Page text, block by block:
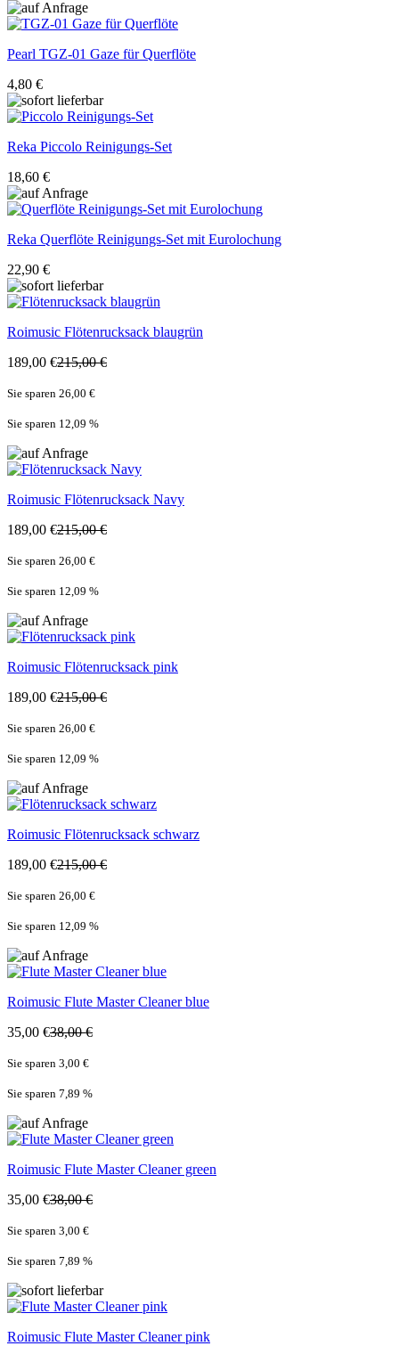
Pearl TGZ-01 Gaze für Querflöte
4,80 €
Reka Piccolo Reinigungs-Set
18,60 €
Reka Querflöte Reinigungs-Set mit Eurolochung
22,90 €
Roimusic Flötenrucksack blaugrün
189,00 €215,00 €
Sie sparen 26,00 €
Sie sparen 12,09 %
Roimusic Flötenrucksack Navy
189,00 €215,00 €
Sie sparen 26,00 €
Sie sparen 12,09 %
Roimusic Flötenrucksack pink
189,00 €215,00 €
Sie sparen 26,00 €
Sie sparen 12,09 %
Roimusic Flötenrucksack schwarz
189,00 €215,00 €
Sie sparen 26,00 €
Sie sparen 12,09 %
Roimusic Flute Master Cleaner blue
35,00 €38,00 €
Sie sparen 3,00 €
Sie sparen 7,89 %
Roimusic Flute Master Cleaner green
35,00 €38,00 €
Sie sparen 3,00 €
Sie sparen 7,89 %
Roimusic Flute Master Cleaner pink